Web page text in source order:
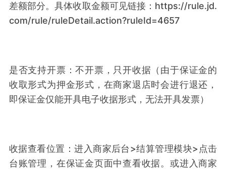
差额部分。具体收取金额可见链接：https://rule.jd.
com/rule/ruleDetail.action?ruleId=4657
是否支持开票：不开票，只开收据（由于保证金的
收取形式为押金形式，在商家退店时会进行退还，
即保证金仅能开具电子收据形式，无法开具发票）
收据查看位置：进入商家后台>结算管理模块>点击
台账管理，在保证金页面中查看收据。或进入商家